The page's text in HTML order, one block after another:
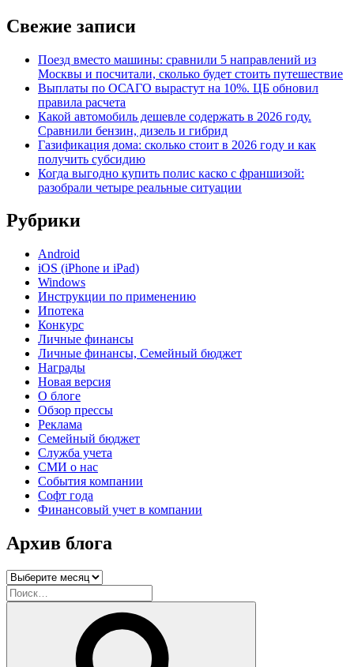
Свежие записи
Поезд вместо машины: сравнили 5 направлений из
Москвы и посчитали, сколько будет стоить путешествие
Выплаты по ОСАГО вырастут на 10%. ЦБ обновил
правила расчета
Какой автомобиль дешевле содержать в 2026 году.
Сравнили бензин, дизель и гибрид
Газификация дома: сколько стоит в 2026 году и как
получить субсидию
Когда выгодно купить полис каско с франшизой:
разобрали четыре реальные ситуации
Рубрики
Android
iOS (iPhone и iPad)
Windows
Инструкции по применению
Ипотека
Конкурс
Личные финансы
Личные финансы, Семейный бюджет
Награды
Новая версия
О блоге
Обзор прессы
Реклама
Семейный бюджет
Служба учета
СМИ о нас
События компании
Софт года
Финансовый учет в компании
Архив блога
Архив
блога
Искать: